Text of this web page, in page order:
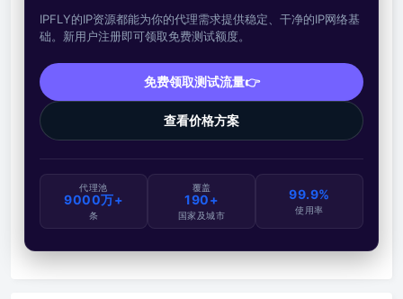
IPFLY的IP资源都能为你的代理需求提供稳定、干净的IP网络基
础。新用户注册即可领取免费测试额度。
免费领取测试流量👉
查看价格方案
代理池
9000万+
条
覆盖
190+
国家及城市
99.9%
使用率